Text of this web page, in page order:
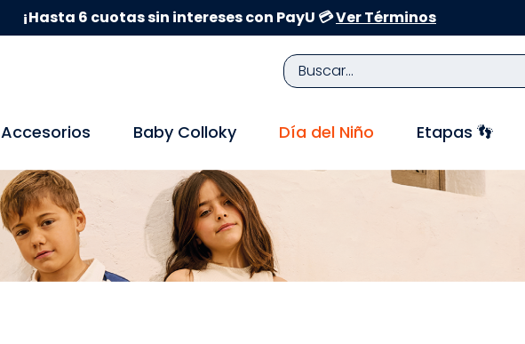
¡Hasta 6 cuotas sin intereses con PayU 💳Ver Términos
Buscar...
Accesorios Baby Colloky Día del Niño Etapas 👣
TÉRMINOS MÁS BUSCADOS
zapatillas niño
medias
sandalias
5.
sandalias niña